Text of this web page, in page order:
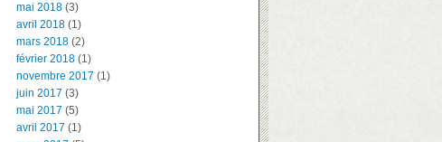
mai 2018 (3)
avril 2018 (1)
mars 2018 (2)
février 2018 (1)
novembre 2017 (1)
juin 2017 (3)
mai 2017 (5)
avril 2017 (1)